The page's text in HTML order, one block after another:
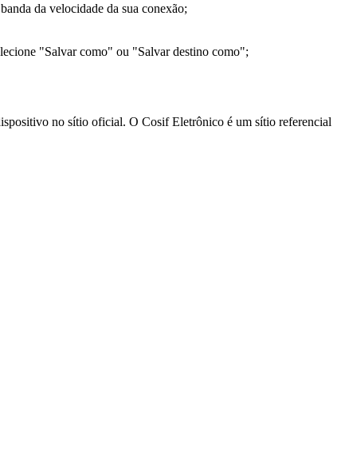
da velocidade da sua conexão;
"Salvar como" ou "Salvar destino como";
no sítio oficial. O Cosif Eletrônico é um sítio referencial